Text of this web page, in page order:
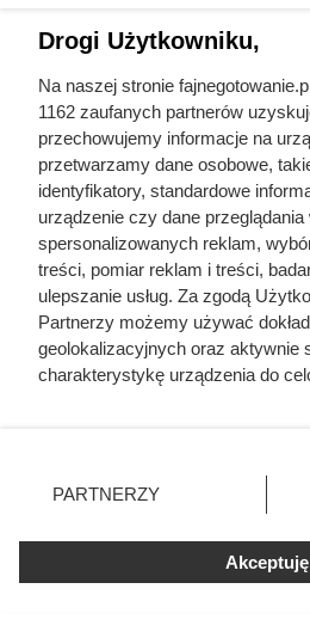
Kat w spódnicy.
nadzorczyni
egzekucją
żyje Polska!”
Zginął z rąk
próbował
Drogi Użytkowniku,
Na naszej stronie
1162 zaufanych partnerów
przechowujemy informacje na
przetwarzamy dane osobowe,
identyfikatory, standardowe
urządzenie czy dane
spersonalizowanych reklam,
treści, pomiar reklam i treści,
ulepszanie usług. Za zgodą
Partnerzy możemy używać
geolokalizacyjnych oraz aktywnie
charakterystykę urządzenia do
zmienić/wycofać klikając przycisk
znajdujący się w lewym dolnym
rodzaje przetwarzania danych nie
użytkownika, ale masz prawo
przetwarzaniu. Preferencje będą
PARTNERZY
Akceptuję